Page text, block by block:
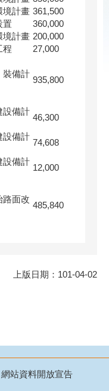
境計畫 361,500
置
360,000
境計畫 200,000
程
27,000
裝備計
935,800
設備計
46,300
設備計
74,608
設備計
12,000
路面改
485,840
上版日期：101-04-02
網站資料開放宣告